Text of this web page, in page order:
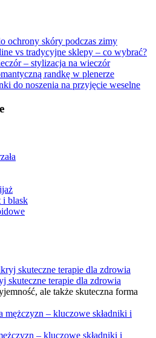
ochrony skóry podczas zimy
vs tradycyjne sklepy – co wybrać?
– stylizacja na wieczór
randkę w plenerze
do noszenia na przyjęcie weselne
i blask
skuteczne terapie dla zdrowia
ale także skuteczna forma
– kluczowe składniki i